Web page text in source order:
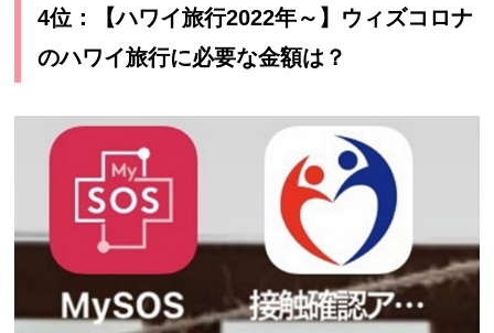
4位：【ハワイ旅行2022年～】ウィズコロナ
のハワイ旅行に必要な金額は？